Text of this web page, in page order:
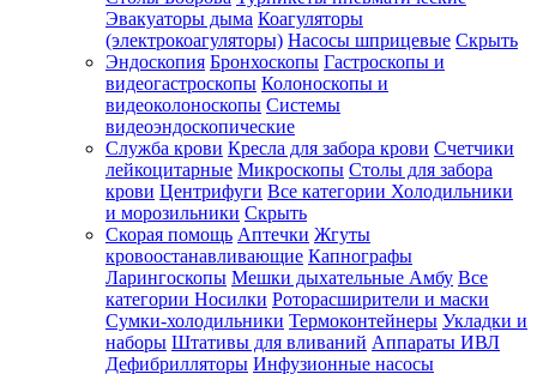
Эвакуаторы дыма Коагуляторы
(электрокоагуляторы) Насосы шприцевые Скрыть
Эндоскопия Бронхоскопы Гастроскопы и
видеогастроскопы Колоноскопы и
видеоколоноскопы Системы
видеоэндоскопические
Служба крови Кресла для забора крови Счетчики
лейкоцитарные Микроскопы Столы для забора
крови Центрифуги Все категории Холодильники
и морозильники Скрыть
Скорая помощь Аптечки Жгуты
кровоостанавливающие Капнографы
Ларингоскопы Мешки дыхательные Амбу Все
категории Носилки Роторасширители и маски
Сумки-холодильники Термоконтейнеры Укладки и
наборы Штативы для вливаний Аппараты ИВЛ
Дефибрилляторы Инфузионные насосы